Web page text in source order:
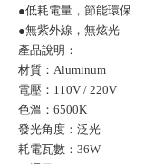
●低耗電量，節能環保
●無紫外線，無炫光
產品說明：
材質：Aluminum
電壓：110V / 220V
色溫：6500K
發光角度：泛光
耗電瓦數：36W